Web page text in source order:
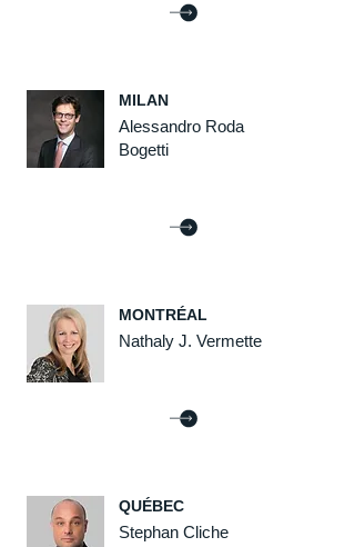
MILAN
Alessandro Roda
Bogetti
MONTRÉAL
Nathaly J. Vermette
QUÉBEC
Stephan Cliche